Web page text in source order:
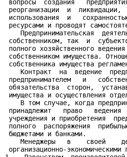
вопросы  создания
реорганизации  и  ликвидации,
использования  и
ресурсами и проводят
Предпринимательская
собственником, так  и
полного хозяйственного
собственником имущества.
собственника имущества
Контракт  на  ведение
предпринимателем   и
обязательства  сторон,
имущества и осуществления
В том случае, когда
принадлежит   право   ведения
учреждения и приобретения
полного  распоряжения
бюджетами и банками.
Менеджеры   в    своей
организационно-экономическими